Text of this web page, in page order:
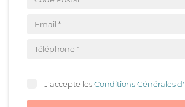
J'accepte lesConditions Générales